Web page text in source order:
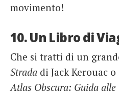
movimento!
10. Un Libro di
Che si tratti di un
Strada di Jack Kerouac
Atlas Obscura: Guida